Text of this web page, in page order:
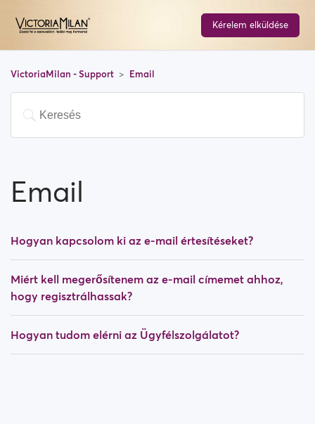
Kérelem elküldése
VictoriaMilan - Support Email
Email
Hogyan kapcsolom ki az e-mail értesítéseket?
Miért kell megerősítenem az e-mail címemet ahhoz,
hogy regisztrálhassak?
Hogyan tudom elérni az Ügyfélszolgálatot?